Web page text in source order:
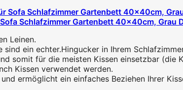
Schlafzimmer Gartenbett 40x40cm, Grau
Leinen.
ein echter.Hingucker in Ihrem
somit für die meisten Kissen einsetzbar (die
Kissen verwendet werden.
ermöglicht ein einfaches Beziehen Ihrer